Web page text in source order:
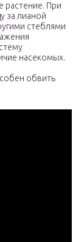
При
за лианой
стеблями
насекомых.
обвить